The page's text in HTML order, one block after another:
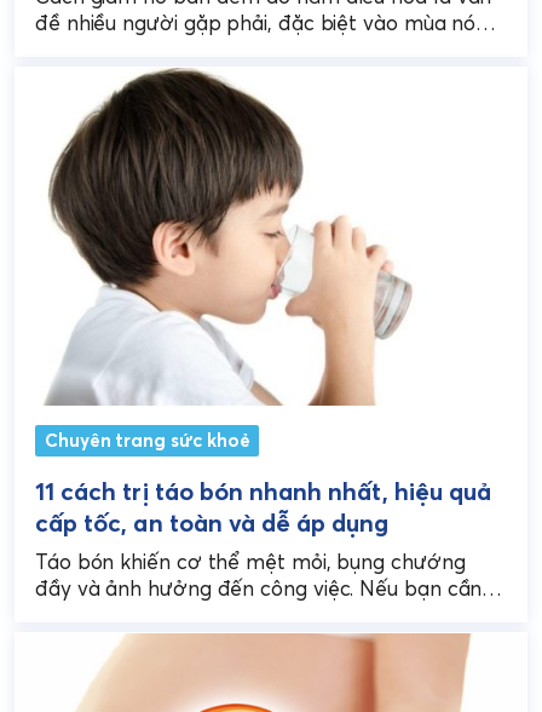
đề nhiều người gặp phải, đặc biệt vào mùa nóng
Chuyên trang sức khoẻ
11 cách trị táo bón nhanh nhất, hiệu quả
cấp tốc, an toàn và dễ áp dụng
Táo bón khiến cơ thể mệt mỏi, bụng chướng
đầy và ảnh hưởng đến công việc. Nếu bạn cần